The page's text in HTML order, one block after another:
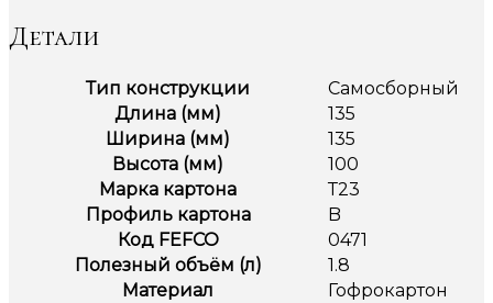
Детали
Тип конструкции
Самосборный
Длина (мм)
135
Ширина (мм)
135
Высота (мм)
100
Марка картона
Т23
Профиль картона
B
Код FEFCO
0471
Полезный объём (л)
1.8
Материал
Гофрокартон